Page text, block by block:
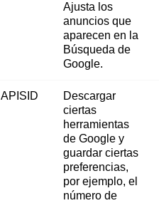
Ajusta los
anuncios que
aparecen en la
Búsqueda de
Google.
APISID
Descargar
ciertas
herramientas
de Google y
guardar ciertas
preferencias,
por ejemplo, el
número de